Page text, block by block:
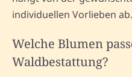
individuellen Vorlieben ab.
Welche Blumen
Waldbestattung?